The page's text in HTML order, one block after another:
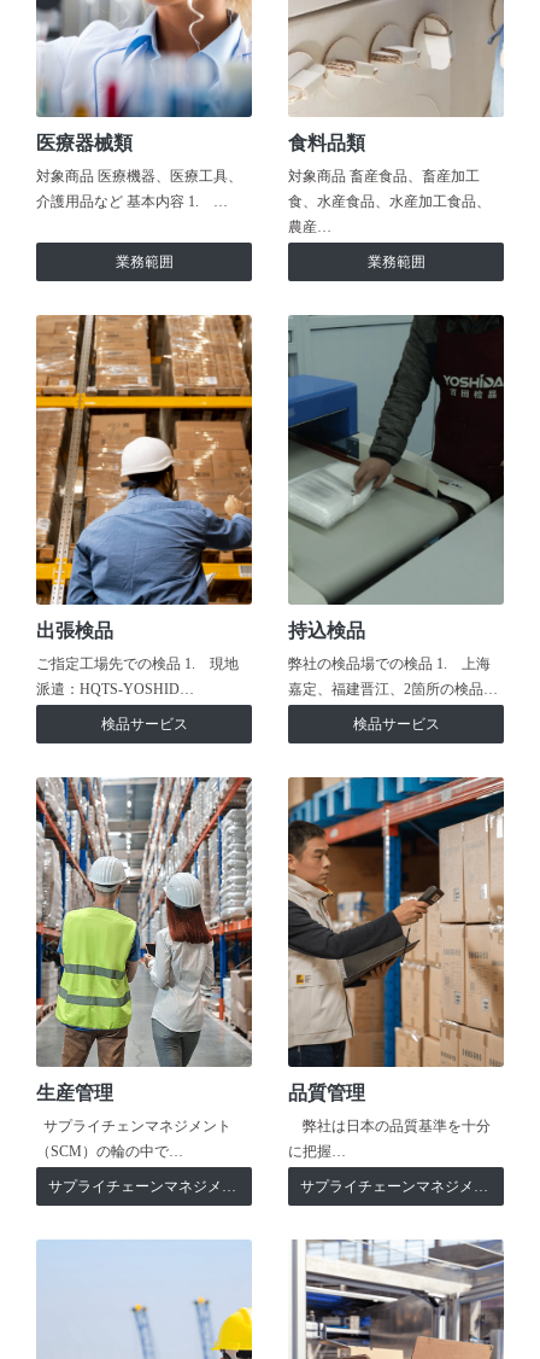
医療器械類
対象商品 医療機器、医療工具、
介護用品など 基本内容 1. …
業務範囲
食料品類
対象商品 畜産食品、畜産加工
食、水産食品、水産加工食品、
農産…
業務範囲
出張検品
ご指定工場先での検品 1. 現地
派遣：HQTS-YOSHID…
検品サービス
持込検品
弊社の検品場での検品 1. 上海
嘉定、福建晋江、2箇所の検品…
検品サービス
生産管理
サプライチェンマネジメント
（SCM）の輪の中で…
サプライチェーンマネジメント
品質管理
弊社は日本の品質基準を十分
に把握…
サプライチェーンマネジメント